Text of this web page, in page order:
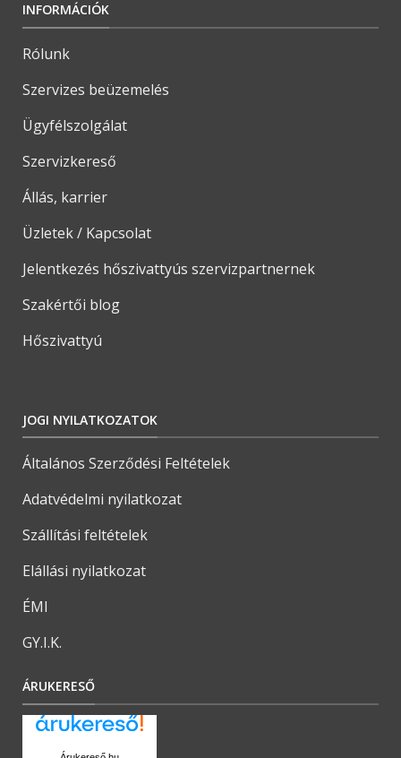
INFORMÁCIÓK
Rólunk
Szervizes beüzemelés
Ügyfélszolgálat
Szervizkereső
Állás, karrier
Üzletek / Kapcsolat
Jelentkezés hőszivattyús szervizpartnernek
Szakértői blog
Hőszivattyú
JOGI NYILATKOZATOK
Általános Szerződési Feltételek
Adatvédelmi nyilatkozat
Szállítási feltételek
Elállási nyilatkozat
ÉMI
GY.I.K.
ÁRUKERESŐ